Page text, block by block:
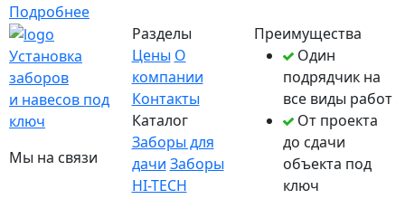
Подробнее
Установка
заборов
и навесов под
ключ
Мы на связи
Разделы
Цены О
компании
Контакты
Каталог
Заборы для
дачи Заборы
HI-TECH
Преимущества
Один
подрядчик на
все виды работ
От проекта
до сдачи
объекта под
ключ